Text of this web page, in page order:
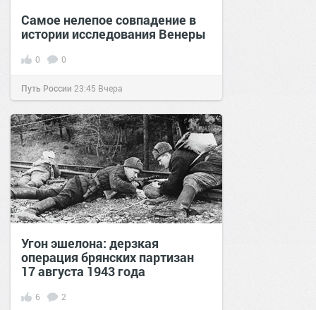
Самое нелепое совпадение в
истории исследования Венеры
0 0
Путь России 23:45 Вчера
Угон эшелона: дерзкая
операция брянских партизан
17 августа 1943 года
6 2